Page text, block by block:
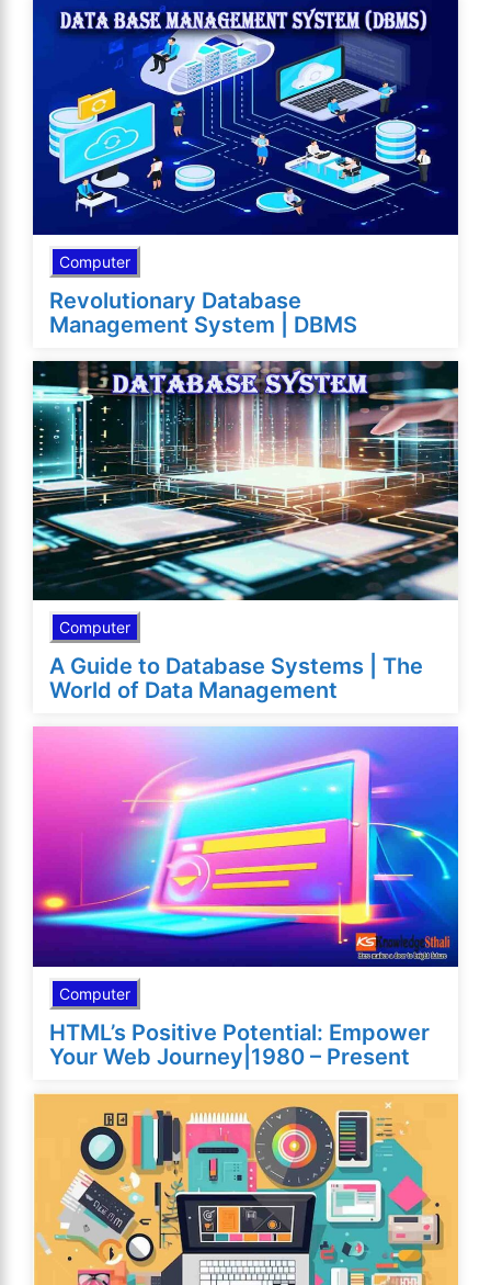
Computer
Revolutionary Database
Management System | DBMS
Computer
A Guide to Database Systems | The
World of Data Management
Computer
HTML’s Positive Potential: Empower
Your Web Journey|1980 – Present